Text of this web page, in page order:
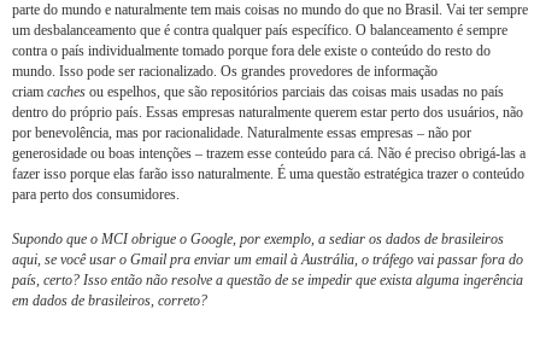
parte do mundo e naturalmente tem mais coisas no mundo do que no Brasil. Vai ter sempre
um desbalanceamento que é contra qualquer país específico. O balanceamento é sempre
contra o país individualmente tomado porque fora dele existe o conteúdo do resto do
mundo. Isso pode ser racionalizado. Os grandes provedores de informação
criam caches ou espelhos, que são repositórios parciais das coisas mais usadas no país
dentro do próprio país. Essas empresas naturalmente querem estar perto dos usuários, não
por benevolência, mas por racionalidade. Naturalmente essas empresas – não por
generosidade ou boas intenções – trazem esse conteúdo para cá. Não é preciso obrigá-las a
fazer isso porque elas farão isso naturalmente. É uma questão estratégica trazer o conteúdo
para perto dos consumidores.
Supondo que o MCI obrigue o Google, por exemplo, a sediar os dados de brasileiros
aqui, se você usar o Gmail pra enviar um email à Austrália, o tráfego vai passar fora do
país, certo? Isso então não resolve a questão de se impedir que exista alguma ingerência
em dados de brasileiros, correto?